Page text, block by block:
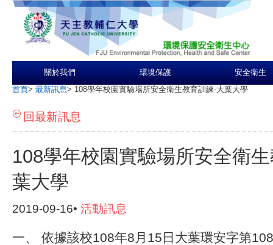
關於我們 環境保護 安全衛生
首頁> 最新訊息> 108學年校園實驗場所安全衛生教育訓練-大葉大學
回最新訊息
108學年校園實驗場所安全衛
葉大學
2019-09-16• 活動訊息
一、 依據該校108年8月15日大葉環安字第